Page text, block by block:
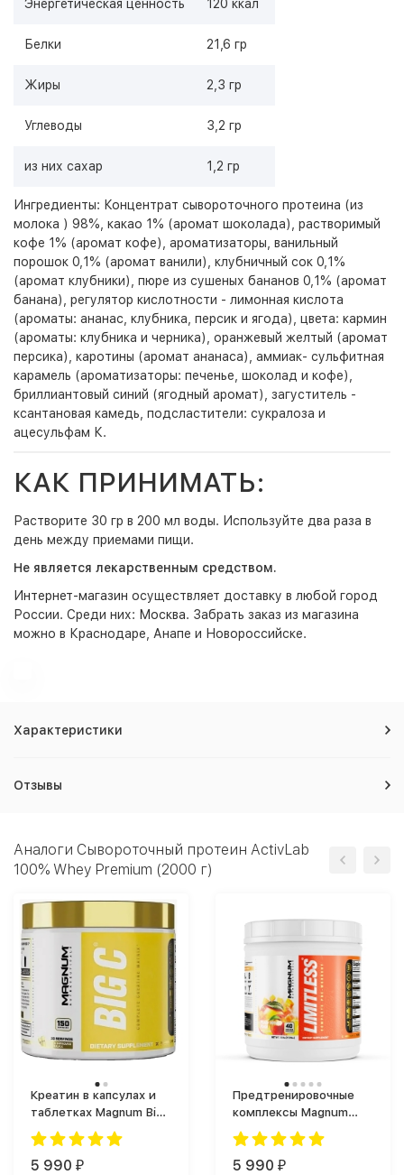
Энергетическая ценность 120 ккал
Белки 21,6 гр
Жиры 2,3 гр
Углеводы 3,2 гр
из них сахар 1,2 гр
Ингредиенты: Концентрат сывороточного протеина (из
молока ) 98%, какао 1% (аромат шоколада), растворимый
кофе 1% (аромат кофе), ароматизаторы, ванильный
порошок 0,1% (аромат ванили), клубничный сок 0,1%
(аромат клубники), пюре из сушеных бананов 0,1% (аромат
банана), регулятор кислотности - лимонная кислота
(ароматы: ананас, клубника, персик и ягода), цвета: кармин
(ароматы: клубника и черника), оранжевый желтый (аромат
персика), каротины (аромат ананаса), аммиак- сульфитная
карамель (ароматизаторы: печенье, шоколад и кофе),
бриллиантовый синий (ягодный аромат), загуститель -
ксантановая камедь, подсластители: сукралоза и
ацесульфам К.
КАК ПРИНИМАТЬ:
Растворите 30 гр в 200 мл воды. Используйте два раза в
день между приемами пищи.
Не является лекарственным средством.
Интернет-магазин осуществляет доставку в любой город
России. Среди них: Москва. Забрать заказ из магазина
можно в Краснодаре, Анапе и Новороссийске.
Характеристики
Отзывы
Аналоги Сывороточный протеин ActivLab
100% Whey Premium (2000 г)
Креатин в капсулах и
таблетках Magnum Big
C (150 капс.)
5 990 ₽
Предтренировочные
комплексы Magnum
Limitless (504 г)
5 990 ₽